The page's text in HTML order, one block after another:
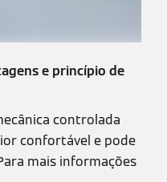
e princípio de
controlada
confortável e pode
mais informações